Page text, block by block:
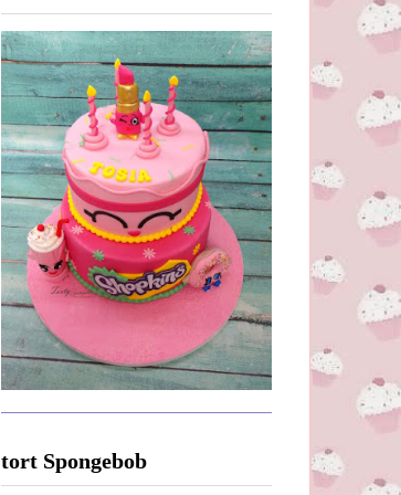
tort Spongebob